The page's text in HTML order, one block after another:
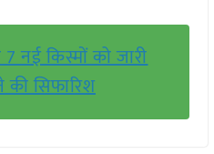
नई किस्मों को जारी
सिफारिश